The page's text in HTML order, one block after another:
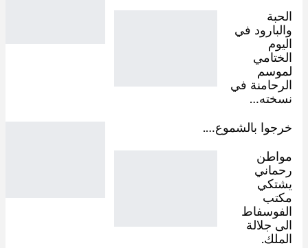
الحبة
والبارود في
اليوم
الختامي
لموسم
الرحامنة في
نسخته…
خرجوا بالشموع….
مواطن
رحماني
يشتكي
مكتب
الفوسفاط
الى جلالة
الملك.